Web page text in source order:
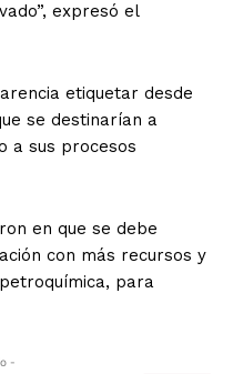
expresó el
etiquetar desde
se destinarían a
a sus procesos
en que se debe
con más recursos y
para
-